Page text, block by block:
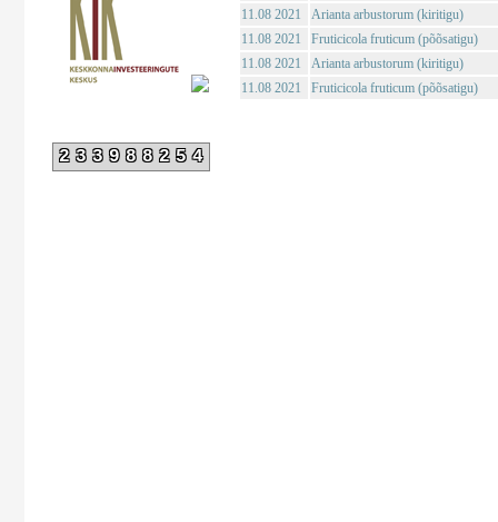
233988254
11.08 2021
Arianta arbustorum (kiritigu)
11.08 2021
Fruticicola fruticum (põõsatigu)
11.08 2021
Arianta arbustorum (kiritigu)
11.08 2021
Fruticicola fruticum (põõsatigu)